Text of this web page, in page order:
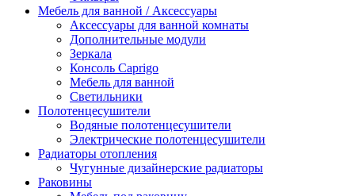
Мебель для ванной / Аксессуары
Аксессуары для ванной комнаты
Дополнительные модули
Зеркала
Консоль Caprigo
Мебель для ванной
Светильники
Полотенцесушители
Водяные полотенцесушители
Электрические полотенцесушители
Радиаторы отопления
Чугунные дизайнерские радиаторы
Раковины